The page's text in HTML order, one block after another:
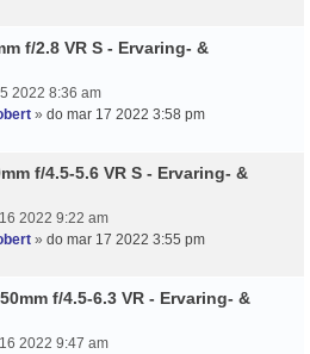
f/2.8 VR S - Ervaring- &
2022 8:36 am
» do mar 17 2022 3:58 pm
f/4.5-5.6 VR S - Ervaring- &
2022 9:22 am
» do mar 17 2022 3:55 pm
f/4.5-6.3 VR - Ervaring- &
2022 9:47 am